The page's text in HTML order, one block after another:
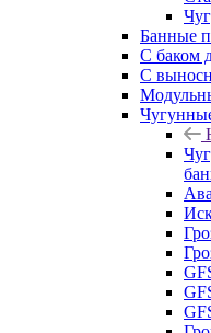
Банные
С баком
С